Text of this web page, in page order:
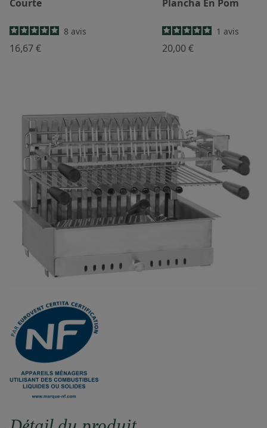
Courte
8 avis
16,67 €
Plancha En Pom
1 avis
20,00 €